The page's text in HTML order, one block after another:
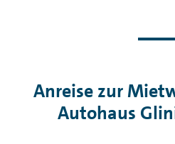
Anreise zur
Autohaus